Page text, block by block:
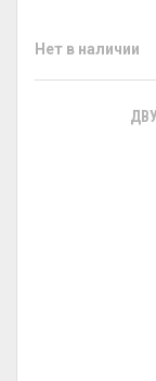
Нет в наличии